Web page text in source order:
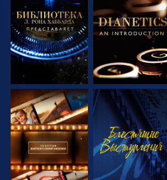
СМОТРЕТЬ
ПЕРЕДАЧИ
СМОТРЕТЬ
ПЕРЕДАЧИ
СМОТРЕТЬ
ПЕРЕДАЧИ
СМОТРЕТЬ